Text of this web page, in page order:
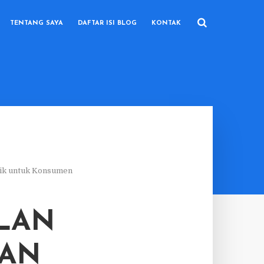
TENTANG SAYA DAFTAR ISI BLOG KONTAK
untuk Konsumen